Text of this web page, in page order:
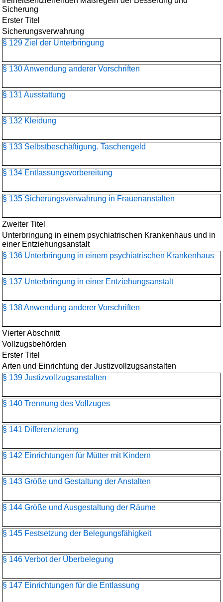
Sicherung
Erster Titel
Sicherungsverwahrung
§ 129 Ziel der Unterbringung
§ 130 Anwendung anderer Vorschriften
§ 131 Ausstattung
§ 132 Kleidung
§ 133 Selbstbeschäftigung. Taschengeld
§ 134 Entlassungsvorbereitung
§ 135 Sicherungsverwahrung in Frauenanstalten
Zweiter Titel
Unterbringung in einem psychiatrischen Krankenhaus und in
einer Entziehungsanstalt
§ 136 Unterbringung in einem psychiatrischen Krankenhaus
§ 137 Unterbringung in einer Entziehungsanstalt
§ 138 Anwendung anderer Vorschriften
Vierter Abschnitt
Vollzugsbehörden
Erster Titel
Arten und Einrichtung der Justizvollzugsanstalten
§ 139 Justizvollzugsanstalten
§ 140 Trennung des Vollzuges
§ 141 Differenzierung
§ 142 Einrichtungen für Mütter mit Kindern
§ 143 Größe und Gestaltung der Anstalten
§ 144 Größe und Ausgestaltung der Räume
§ 145 Festsetzung der Belegungsfähigkeit
§ 146 Verbot der Überbelegung
§ 147 Einrichtungen für die Entlassung